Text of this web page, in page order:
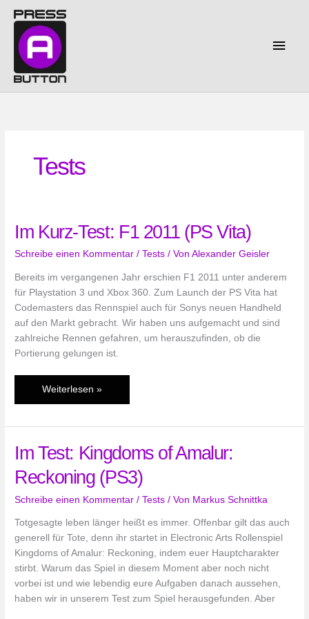
Inhalt
springen
Tests
Im Kurz-Test: F1 2011 (PS Vita)
Schreibe einen Kommentar /Tests / VonAlexander Geisler
Bereits im vergangenen Jahr erschien F1 2011 unter anderem
für Playstation 3 und Xbox 360. Zum Launch der PS Vita hat
Codemasters das Rennspiel auch für Sonys neuen Handheld
auf den Markt gebracht. Wir haben uns aufgemacht und sind
zahlreiche Rennen gefahren, um herauszufinden, ob die
Portierung gelungen ist.
Im
Kurz-
2011
Vita)
Weiterlesen »
Im Test: Kingdoms of Amalur:
Reckoning (PS3)
Schreibe einen Kommentar /Tests / Von Markus Schnittka
Totgesagte leben länger heißt es immer. Offenbar gilt das auch
generell für Tote, denn ihr startet in Electronic Arts Rollenspiel
Kingdoms of Amalur: Reckoning, indem euer Hauptcharakter
stirbt. Warum das Spiel in diesem Moment aber noch nicht
vorbei ist und wie lebendig eure Aufgaben danach aussehen,
haben wir in unserem Test zum Spiel herausgefunden. Aber